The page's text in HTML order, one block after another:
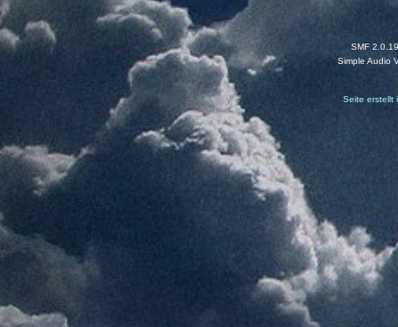
SMF 2.0.19
Simple Audio
Seite erstellt